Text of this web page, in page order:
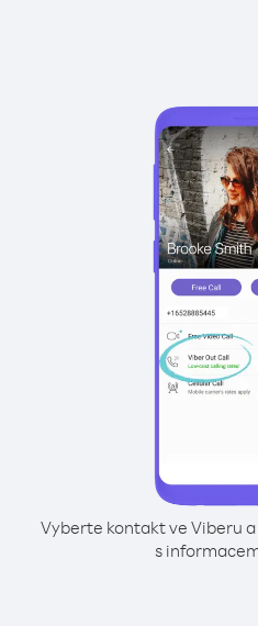
Vyberte kontakt ve Viberu
s